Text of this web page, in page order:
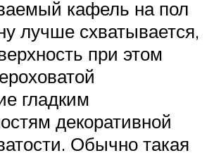
кафель на пол
лучше схватывается,
при этом
гладким
декоративной
Обычно такая